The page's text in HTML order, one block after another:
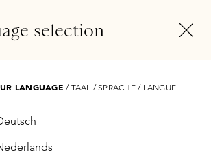
Samples Skins Exclusives Skins
selection
LANGUAGE / TAAL / SPRACHE / LANGUE